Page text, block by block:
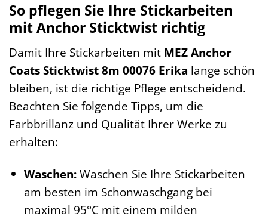
So pflegen Sie Ihre Stickarbeiten
mit Anchor Sticktwist richtig
Damit Ihre Stickarbeiten mit MEZ Anchor
Coats Sticktwist 8m 00076 Erika lange schön
bleiben, ist die richtige Pflege entscheidend.
Beachten Sie folgende Tipps, um die
Farbbrillanz und Qualität Ihrer Werke zu
erhalten:
Waschen:Waschen Sie Ihre Stickarbeiten
am besten im Schonwaschgang bei
maximal 95°C mit einem milden